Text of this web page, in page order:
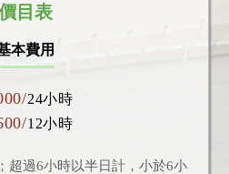
目表
本費用
24小時
12小時
超過6小時以半日計，小於6小